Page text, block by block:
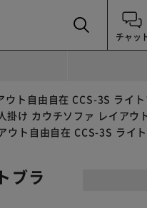
チャッ
ト自由自在 CCS-3S ライ
掛け カウチソファ レイアウ
ウト自由自在 CCS-3S ライ
ブラ